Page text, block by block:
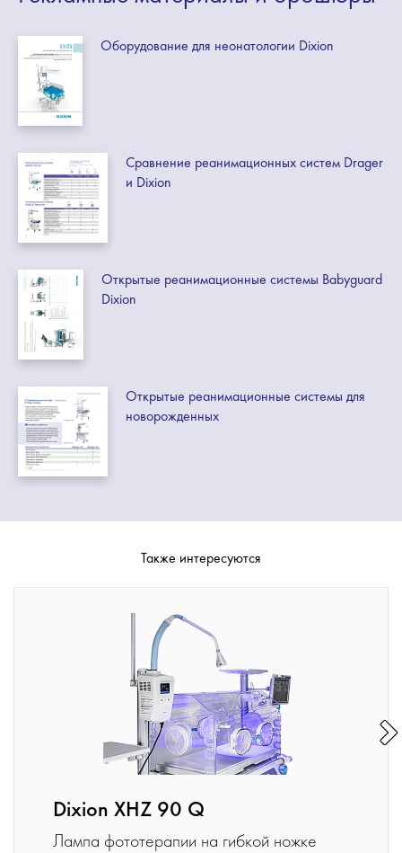
Оборудование для неонатологии Dixion
Сравнение реанимационных систем Drager
и Dixion
Открытые реанимационные системы Babyguard
Dixion
Открытые реанимационные системы для
новорожденных
Также интересуются
Dixion XHZ 90 Q
Лампа фототерапии на гибкой ножке